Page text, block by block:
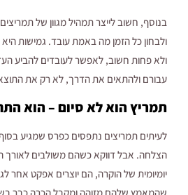
בנוסף, חשוב לייצר תמהיל מגוון של תמריצים
ולבחון כל הזמן מה באמת עובד. גמישות
ולא פחות חשוב, לאפשר לעובדים להביע
עבורם ולהתאים את הדרך, לא רק את
תמריץ הוא לא סיום – הוא
לעיתים תמריצים נתפסים כפרס שמגיע
הצלחה. אבל דווקא כשהם משולבים
יומיומית של הוקרה, הם יוצרים אפקט אחר